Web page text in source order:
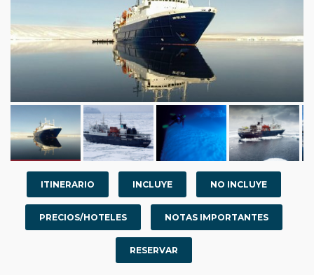
ITINERARIO INCLUYE NO INCLUYE
PRECIOS/HOTELES NOTAS IMPORTANTES
RESERVAR